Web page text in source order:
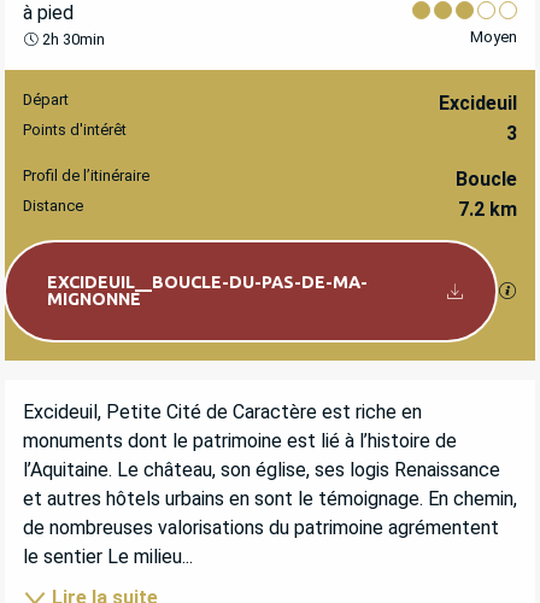
à pied
2h 30min Moyen
INFORMATIONS PRATIQUES
Départ Excideuil
Points d'intérêt 3
Profil de l’itinéraire Boucle
Distance 7.2 km
Documentation
EXCIDEUIL__BOUCLE-DU-PAS-DE-MA-
MIGNONNE
DESCRIPTION
Excideuil, Petite Cité de Caractère est riche en
monuments dont le patrimoine est lié à l’histoire de
l’Aquitaine. Le château, son église, ses logis Renaissance
et autres hôtels urbains en sont le témoignage. En chemin,
de nombreuses valorisations du patrimoine agrémentent
le sentier Le milieu...
Lire la suite